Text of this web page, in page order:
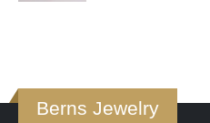
Berns Jewelry